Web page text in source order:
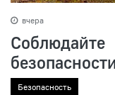
вчера
Безопасность